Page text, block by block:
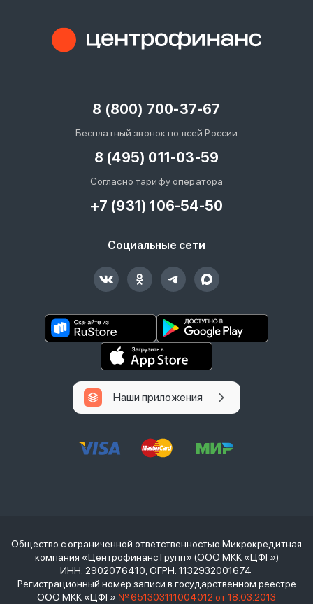
8 (800) 700-37-67
Бесплатный звонок по всей России
8 (495) 011-03-59
Согласно тарифу оператора
+7 (931) 106-54-50
Социальные сети
Наши приложения
Общество с ограниченной ответственностью Микрокредитная
компания «Центрофинанс Групп» (ООО МКК «ЦФГ»)
ИНН: 2902076410, ОГРН: 1132932001674
Регистрационный номер записи в государственном реестре
ООО МКК «ЦФГ» № 651303111004012 от 18.03.2013